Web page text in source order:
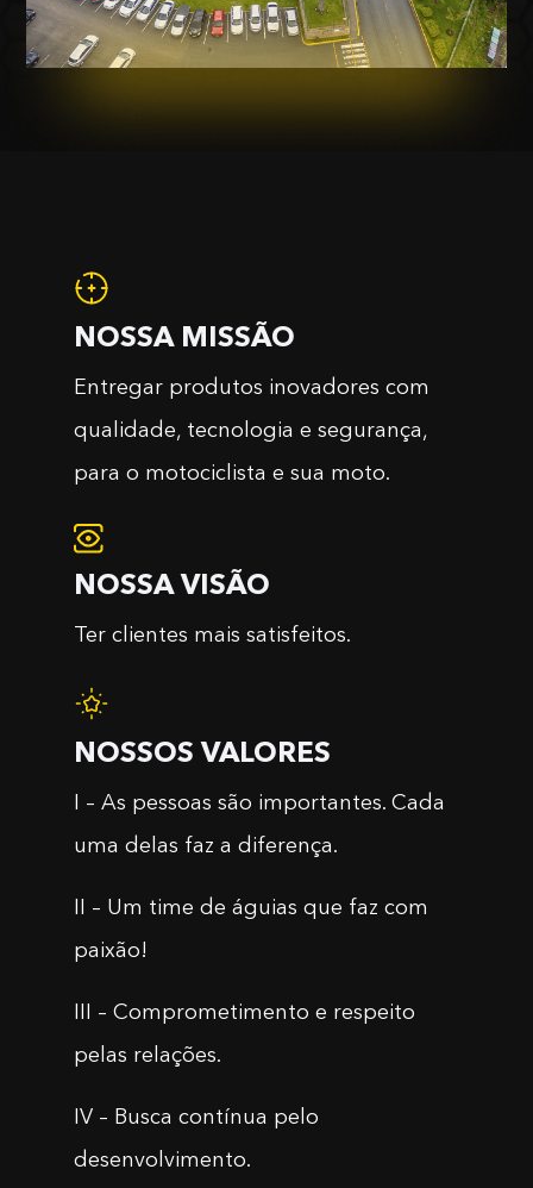
NOSSA MISSÃO
Entregar produtos inovadores com
qualidade, tecnologia e segurança,
para o motociclista e sua moto.
NOSSA VISÃO
Ter clientes mais satisfeitos.
NOSSOS VALORES
I – As pessoas são importantes. Cada
uma delas faz a diferença.
II – Um time de águias que faz com
paixão!
III – Comprometimento e respeito
pelas relações.
IV – Busca contínua pelo
desenvolvimento.